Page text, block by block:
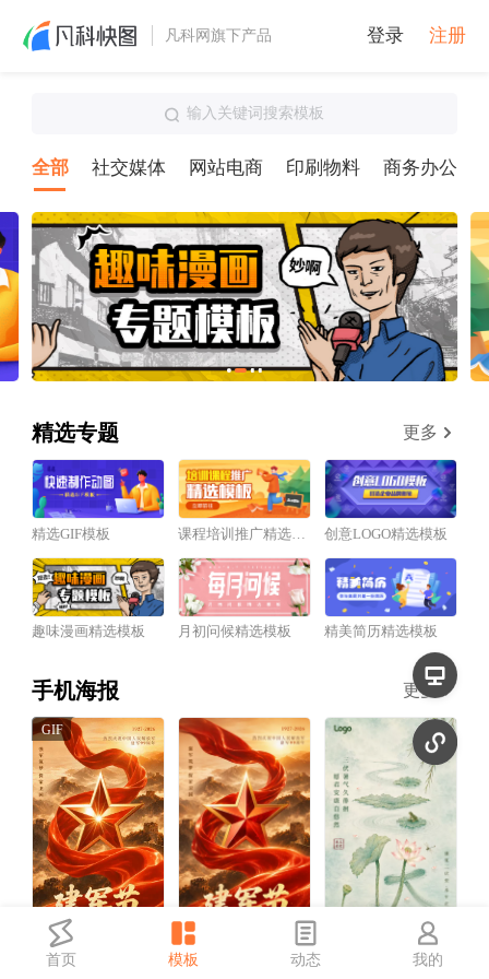
凡科网旗下产品 登录 注册
输入关键词搜索模板
全部 社交媒体 网站电商 印刷物料 商务办公
精选专题 更多
精选GIF模板 课程培训推广精选模板 创意LOGO精选模板
趣味漫画精选模板 月初问候精选模板 精美简历精选模板
手机海报 更多
红金风建军节祝福宣传手机海报 中国风三伏天祝福宣传手机海报
首页 模板 动态 我的